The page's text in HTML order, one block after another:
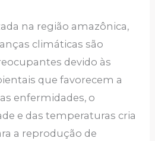
na região amazônica,
climáticas são
devido às
que favorecem a
enfermidades, o
e das temperaturas cria
a reprodução de